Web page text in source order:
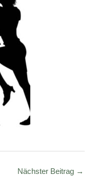
Nächster Beitrag →